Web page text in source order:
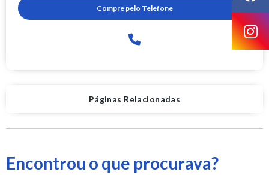
Compre pelo Telefone
Páginas Relacionadas
Encontrou o que procurava?